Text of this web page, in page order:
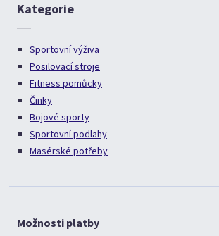
Kategorie
Sportovní výživa
Posilovací stroje
Fitness pomůcky
Činky
Bojové sporty
Sportovní podlahy
Masérské potřeby
Možnosti platby